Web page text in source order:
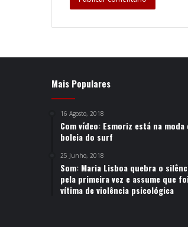
Mais Populares
16 Agosto, 2018
Com vídeo: Esmoriz está na moda
boleia do surf
25 Junho, 2018
Som: Maria Lisboa quebra o
pela primeira vez e assume que
vítima de violência psicológica